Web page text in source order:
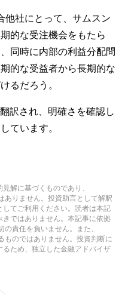
社にとって、サムスン
的な受注機会をもたら
同時に内部の利益分配問
的な受益者から長期的な
るだろう。
訳され、明確さを確認し
ています。
解に基づくものであり、
りません。投資助言として解釈
てご利用ください。読者は本記
ではありません。本記事に依拠
責任を負いません。また、
のではありません。投資判断に
ため、独立した金融アドバイザ